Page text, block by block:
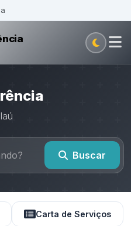
Buscar
Carta de Serviços